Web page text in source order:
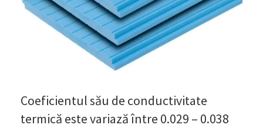
Coeficientul său de conductivitate
termică este variază între 0.029 – 0.038